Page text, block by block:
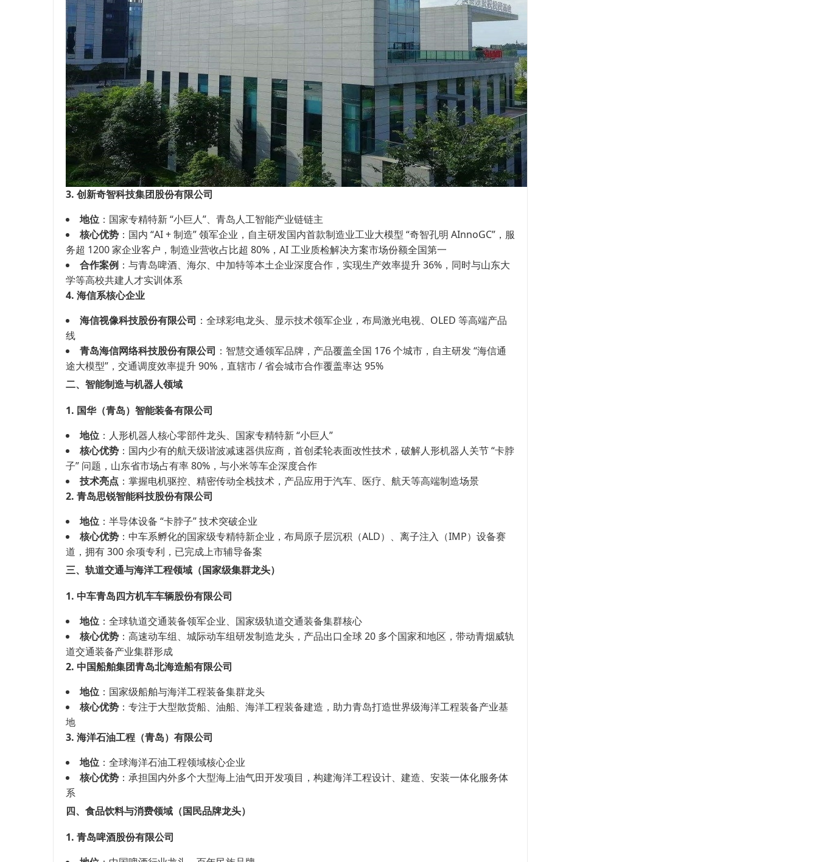
3. 创新奇智科技集团股份有限公司
地位 ：国家专精特新 “小巨人”、青岛人工智能产业链链主
核心优势 ：国内 “AI + 制造” 领军企业，自主研发国内首款制造业工业大模型 “奇智孔明 AInnoGC”，服
务超 1200 家企业客户，制造业营收占比超 80%，AI 工业质检解决方案市场份额全国第一
合作案例 ：与青岛啤酒、海尔、中加特等本土企业深度合作，实现生产效率提升 36%，同时与山东大
学等高校共建人才实训体系
4. 海信系核心企业
海信视像科技股份有限公司 ：全球彩电龙头、显示技术领军企业，布局激光电视、OLED 等高端产品
线
青岛海信网络科技股份有限公司 ：智慧交通领军品牌，产品覆盖全国 176 个城市，自主研发 “海信通
途大模型”，交通调度效率提升 90%，直辖市 / 省会城市合作覆盖率达 95%
二、智能制造与机器人领域
1. 国华（青岛）智能装备有限公司
地位 ：人形机器人核心零部件龙头、国家专精特新 “小巨人”
核心优势 ：国内少有的航天级谐波减速器供应商，首创柔轮表面改性技术，破解人形机器人关节 “卡脖
子” 问题，山东省市场占有率 80%，与小米等车企深度合作
技术亮点 ：掌握电机驱控、精密传动全栈技术，产品应用于汽车、医疗、航天等高端制造场景
2. 青岛思锐智能科技股份有限公司
地位 ：半导体设备 “卡脖子” 技术突破企业
核心优势 ：中车系孵化的国家级专精特新企业，布局原子层沉积（ALD）、离子注入（IMP）设备赛
道，拥有 300 余项专利，已完成上市辅导备案
三、轨道交通与海洋工程领域（国家级集群龙头）
1. 中车青岛四方机车车辆股份有限公司
地位 ：全球轨道交通装备领军企业、国家级轨道交通装备集群核心
核心优势 ：高速动车组、城际动车组研发制造龙头，产品出口全球 20 多个国家和地区，带动青烟威轨
道交通装备产业集群形成
2. 中国船舶集团青岛北海造船有限公司
地位 ：国家级船舶与海洋工程装备集群龙头
核心优势 ：专注于大型散货船、油船、海洋工程装备建造，助力青岛打造世界级海洋工程装备产业基
地
3. 海洋石油工程（青岛）有限公司
地位 ：全球海洋石油工程领域核心企业
核心优势 ：承担国内外多个大型海上油气田开发项目，构建海洋工程设计、建造、安装一体化服务体
系
四、食品饮料与消费领域（国民品牌龙头）
1. 青岛啤酒股份有限公司